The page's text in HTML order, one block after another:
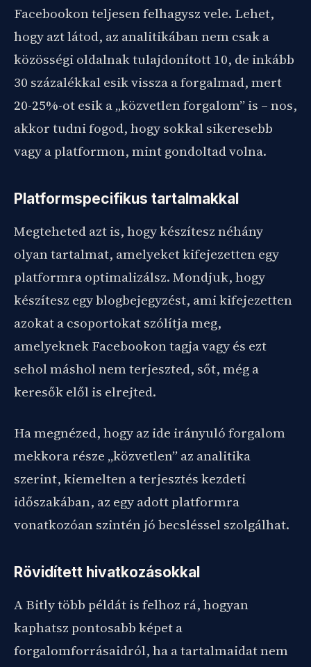
Facebookon teljesen felhagysz vele. Lehet,
hogy azt látod, az analitikában nem csak a
közösségi oldalnak tulajdonított 10, de inkább
30 százalékkal esik vissza a forgalmad, mert
20-25%-ot esik a „közvetlen forgalom” is – nos,
akkor tudni fogod, hogy sokkal sikeresebb
vagy a platformon, mint gondoltad volna.
Platformspecifikus tartalmakkal
Megteheted azt is, hogy készítesz néhány
olyan tartalmat, amelyeket kifejezetten egy
platformra optimalizálsz. Mondjuk, hogy
készítesz egy blogbejegyzést, ami kifejezetten
azokat a csoportokat szólítja meg,
amelyeknek Facebookon tagja vagy és ezt
sehol máshol nem terjeszted, sőt, még a
keresők elől is elrejted.
Ha megnézed, hogy az ide irányuló forgalom
mekkora része „közvetlen” az analitika
szerint, kiemelten a terjesztés kezdeti
időszakában, az egy adott platformra
vonatkozóan szintén jó becsléssel szolgálhat.
Rövidített hivatkozásokkal
A Bitly több példát is felhoz rá, hogyan
kaphatsz pontosabb képet a
forgalomforrásaidról, ha a tartalmaidat nem